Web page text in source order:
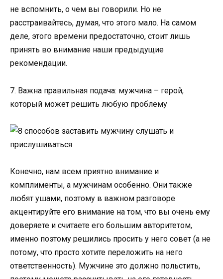
не вспомнить, о чем вы говорили. Но не
расстраивайтесь, думая, что этого мало. На самом
деле, этого времени предостаточно, стоит лишь
принять во внимание наши предыдущие
рекомендации.
7. Важна правильная подача: мужчина – герой,
который может решить любую проблему
Конечно, нам всем приятно внимание и
комплименты, а мужчинам особенно. Они также
любят ушами, поэтому в важном разговоре
акцентируйте его внимание на том, что вы очень ему
доверяете и считаете его большим авторитетом,
именно поэтому решились просить у него совет (а не
потому, что просто хотите переложить на него
ответственность). Мужчине это должно польстить,